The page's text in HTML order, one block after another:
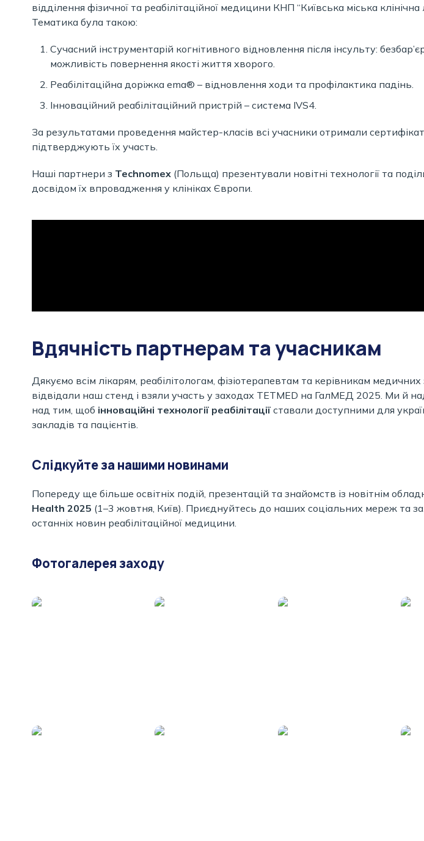
відділення фізичної та реабілітаційної медицини КНП “Київська міська клінічна
Тематика була такою:
Сучасний інструментарій когнітивного відновлення після інсульту:
можливість повернення якості життя хворого.
Реабілітаційна доріжка ema® – відновлення ходи та профілактика падінь.
Інноваційний реабілітаційний пристрій – система IVS4.
За результатами проведення майстер-класів всі учасники отримали
підтверджують їх участь.
Наші партнери з Technomex (Польща) презентували новітні технології та
досвідом їх впровадження у клініках Європи.
Вдячність партнерам та учасникам
Дякуємо всім лікарям, реабілітологам, фізіотерапевтам та керівникам медичних
відвідали наш стенд і взяли участь у заходах TETMED на ГалМЕД 2025. Ми й
над тим, щоб інноваційні технології реабілітації ставали доступними для
закладів та пацієнтів.
Слідкуйте за нашими новинами
Попереду ще більше освітніх подій, презентацій та знайомств із новітнім
Health 2025 (1–3 жовтня, Київ). Приєднуйтесь до наших соціальних мереж та
останніх новин реабілітаційної медицини.
Фотогалерея заходу